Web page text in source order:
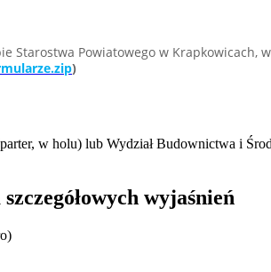
Powiatowego w Krapkowicach,
)
w holu) lub Wydział Budownictwa i
wyjaśnień